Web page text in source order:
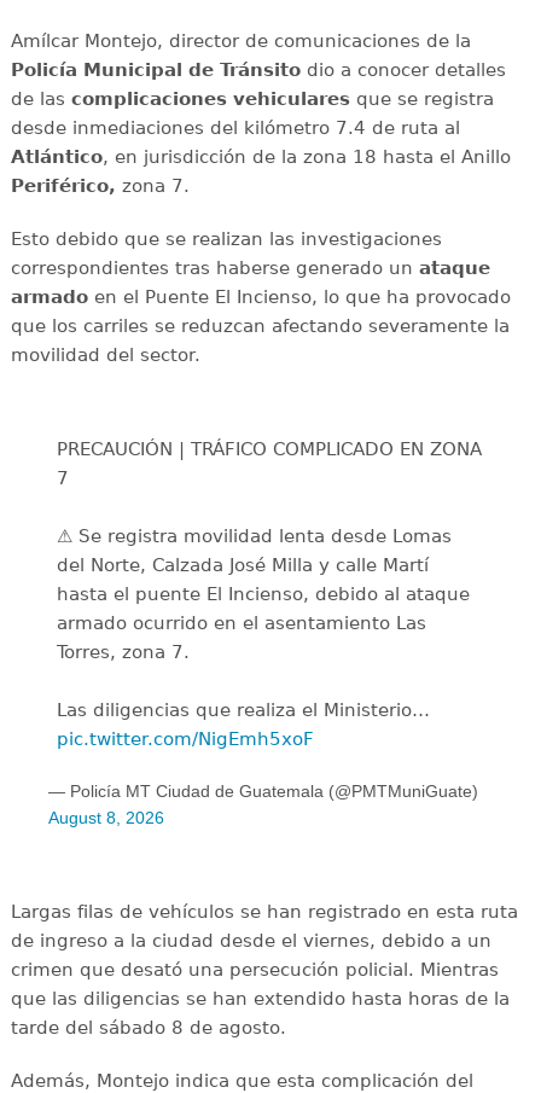
Amílcar Montejo, director de comunicaciones de la
Policía Municipal de Tránsitodio a conocer detalles
de las complicaciones vehicularesque se registra
desde inmediaciones del kilómetro 7.4 de ruta al
Atlántico, en jurisdicción de la zona 18 hasta el Anillo
Periférico, zona 7.
Esto debido que se realizan las investigaciones
correspondientes tras haberse generado un ataque
armadoen el Puente El Incienso, lo que ha provocado
que los carriles se reduzcan afectando severamente la
movilidad del sector.
PRECAUCIÓN | TRÁFICO COMPLICADO EN ZONA
7
⚠️ Se registra movilidad lenta desde Lomas
del Norte, Calzada José Milla y calle Martí
hasta el puente El Incienso, debido al ataque
armado ocurrido en el asentamiento Las
Torres, zona 7.
Las diligencias que realiza el Ministerio…
pic.twitter.com/NigEmh5xoF
— Policía MT Ciudad de Guatemala (@PMTMuniGuate)
August 8, 2026
Largas filas de vehículos se han registrado en esta ruta
de ingreso a la ciudad desde el viernes, debido a un
crimen que desató una persecución policial. Mientras
que las diligencias se han extendido hasta horas de la
tarde del sábado 8 de agosto.
Además, Montejo indica que esta complicación del